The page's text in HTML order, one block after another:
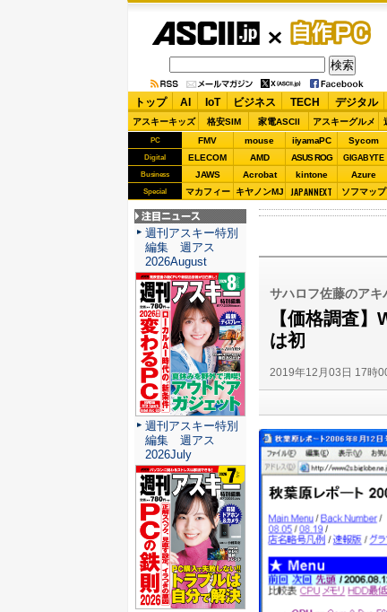
自作PC
トップ AI IoT ビジネス TECH デジタル
アスキーキッズ 格安SIM 家電ASCII アスキーグルメ
PC FMV mouse iiyamaPC Sycom
Digital ELECOM AMD ASUS ROG GIGABYTE
Business JAWS Acrobat kintone Azure
Special マカフィー キヤノンMJ JAPANNEXT ソフマップ
サハロフ佐藤のア
【価格調査
は初
2019年12月03日 17時
注目ニュース
週刊アスキー特別
編集 週アス
2026August
週刊アスキー特別
編集 週アス
2026July